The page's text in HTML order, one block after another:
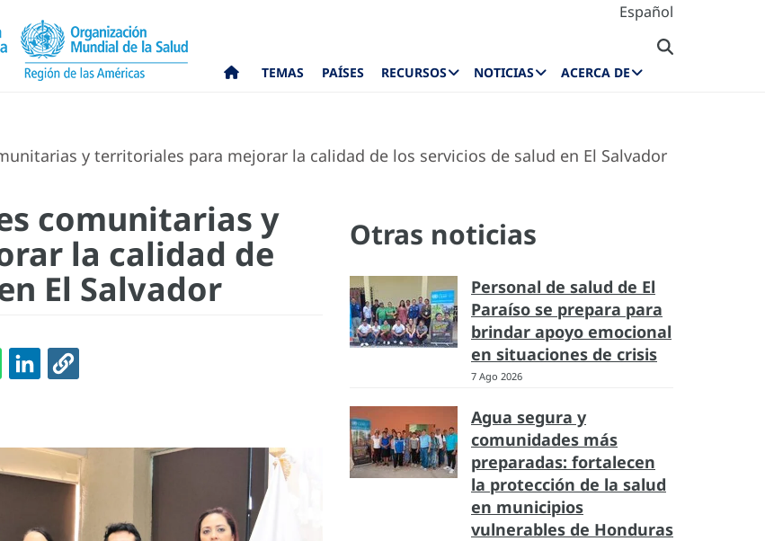
Español
TEMAS PAÍSES RECURSOS NOTICIAS ACERCA DE
y territoriales para mejorar la calidad de los servicios de salud en El Salvador
comunitarias y
la calidad de
El Salvador
Otras noticias
Personal de salud de El
Paraíso se prepara para
brindar apoyo emocional
en situaciones de crisis
7 Ago 2026
Agua segura y
comunidades más
preparadas: fortalecen
la protección de la salud
en municipios
vulnerables de Honduras